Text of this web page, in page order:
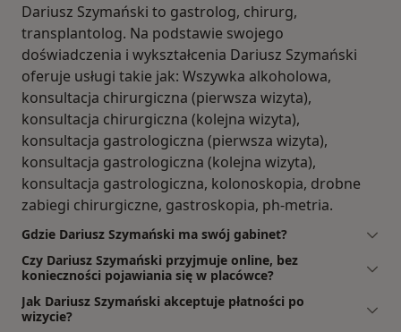
Dariusz Szymański to gastrolog, chirurg,
transplantolog. Na podstawie swojego
doświadczenia i wykształcenia Dariusz Szymański
oferuje usługi takie jak: Wszywka alkoholowa,
konsultacja chirurgiczna (pierwsza wizyta),
konsultacja chirurgiczna (kolejna wizyta),
konsultacja gastrologiczna (pierwsza wizyta),
konsultacja gastrologiczna (kolejna wizyta),
konsultacja gastrologiczna, kolonoskopia, drobne
zabiegi chirurgiczne, gastroskopia, ph-metria.
Gdzie Dariusz Szymański ma swój gabinet?
Czy Dariusz Szymański przyjmuje online, bez
konieczności pojawiania się w placówce?
Jak Dariusz Szymański akceptuje płatności po
wizycie?